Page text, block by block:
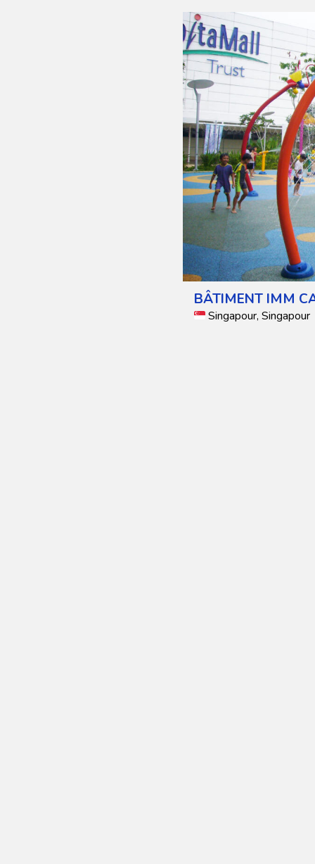
BÂTIMENT IMM
Singapour, Singapour